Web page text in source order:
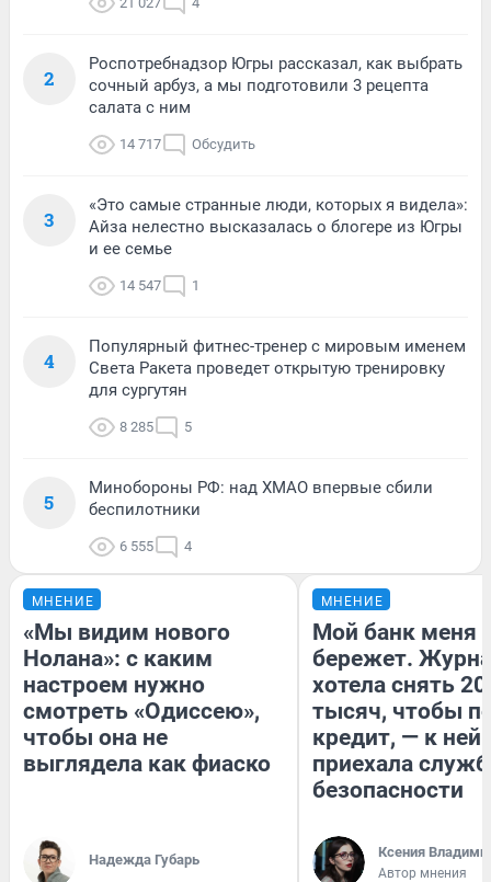
2
Роспотребнадзор Югры рассказал, как выбрать
сочный арбуз, а мы подготовили 3 рецепта
салата с ним
14 717 Обсудить
3
«Это самые странные люди, которых я видела»:
Айза нелестно высказалась о блогере из Югры
и ее семье
14 547 1
4
Популярный фитнес-тренер с мировым именем
Света Ракета проведет открытую тренировку
для сургутян
8 285 5
5
Минобороны РФ: над ХМАО впервые сбили
беспилотники
6 555 4
МНЕНИЕ
«Мы видим нового
Нолана»: с каким
настроем нужно
смотреть «Одиссею»,
чтобы она не
выглядела как фиаско
Надежда Губарь
МНЕНИЕ
Мой банк меня
бережет.
хотела снять
тысяч, чтобы
кредит, — к
приехала
безопасности
Ксения
Автор мнения